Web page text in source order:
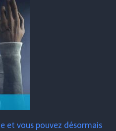
et vous pouvez désormais